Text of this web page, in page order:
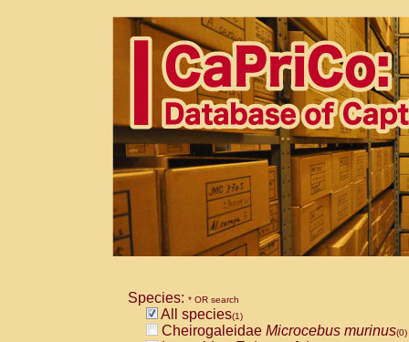
Species: * OR search
All species(1)
Cheirogaleidae Microcebus murinus(0)